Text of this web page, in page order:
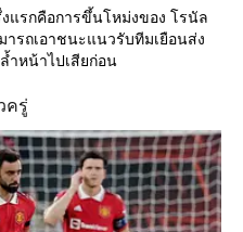
แรกคือการขึ้นโหม่งของ โรนัล
รถเอาชนะแนวรับทีมเยือนส่ง
ำหน้าไปเสียก่อน
ครู่